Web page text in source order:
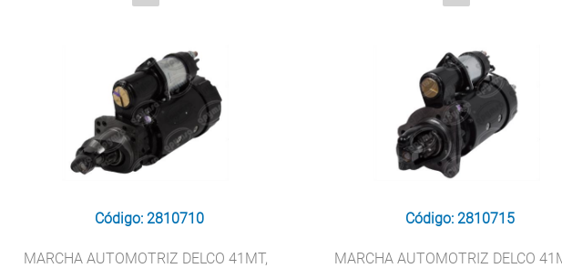
Código: 2810710
MARCHA AUTOMOTRIZ DELCO 41MT,
Código: 2810715
MARCHA AUTOMOTRIZ DELCO